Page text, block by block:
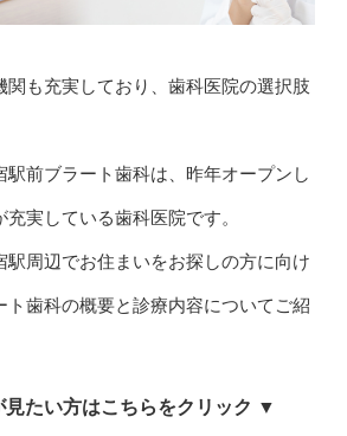
関も充実しており、歯科医院の選択肢
駅前ブラート歯科は、昨年オープンし
実している歯科医院です。
駅周辺でお住まいをお探しの方に向け
ト歯科の概要と診療内容についてご紹
たい方はこちらをクリック ▼